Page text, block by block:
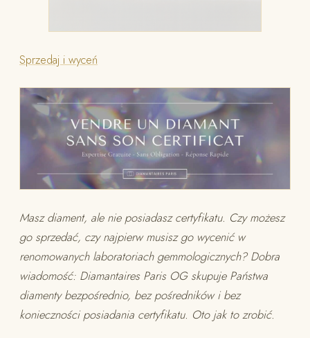
Sprzedaj i wyceń
Masz diament, ale nie posiadasz certyfikatu. Czy możesz
go sprzedać, czy najpierw musisz go wycenić w
renomowanych laboratoriach gemmologicznych? Dobra
wiadomość: Diamantaires Paris OG skupuje Państwa
diamenty bezpośrednio, bez pośredników i bez
konieczności posiadania certyfikatu. Oto jak to zrobić.